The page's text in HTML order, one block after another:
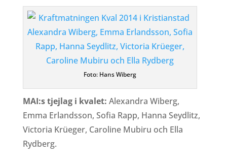
Foto: Hans Wiberg
MAI:s tjejlag i kvalet: Alexandra Wiberg,
Emma Erlandsson, Sofia Rapp, Hanna Seydlitz,
Victoria Krüeger, Caroline Mubiru och Ella
Rydberg.